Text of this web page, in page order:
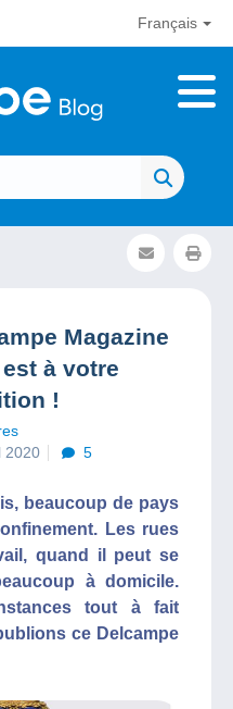
Français
Magazine
à votre
!
2020
5
beaucoup de pays
Les rues
quand il peut se
à domicile.
tout à fait
ce Delcampe